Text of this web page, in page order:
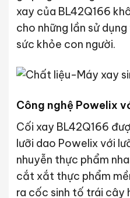
xay của BL42Q166
cho những lần sử
sức khỏe con người.
Công nghệ Powelix
Cối xay BL42Q166
lưỡi dao Powelix với
nhuyễn thực phẩm
cắt xắt thực phẩm
ra cốc sinh tố trái cây